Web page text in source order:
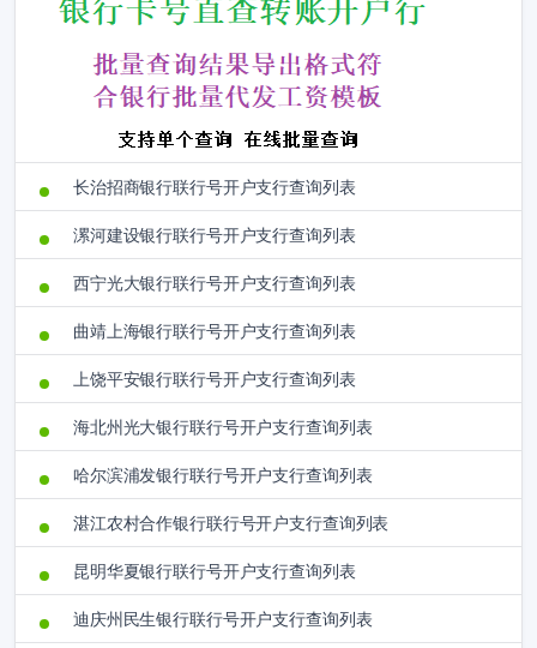
长治招商银行联行号开户支行查询列表
漯河建设银行联行号开户支行查询列表
西宁光大银行联行号开户支行查询列表
曲靖上海银行联行号开户支行查询列表
上饶平安银行联行号开户支行查询列表
海北州光大银行联行号开户支行查询列表
哈尔滨浦发银行联行号开户支行查询列表
湛江农村合作银行联行号开户支行查询列表
昆明华夏银行联行号开户支行查询列表
迪庆州民生银行联行号开户支行查询列表